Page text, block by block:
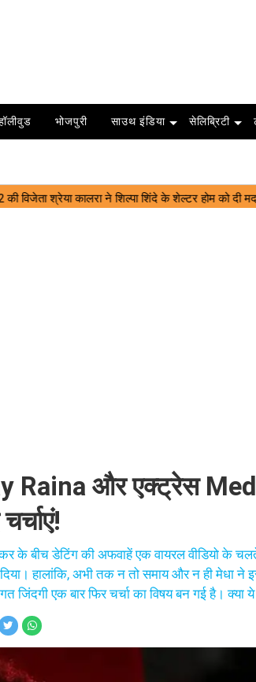
भोजपुरी साउथ इंडिया सेलिब्रिटी
Raina और एक्ट्रेस
के बीच डेटिंग की अफवाहें एक वायरल वीडियो के
हालांकि, अभी तक न तो समाय और न ही मेधा ने
जिंदगी एक बार फिर चर्चा का विषय बन गई है।